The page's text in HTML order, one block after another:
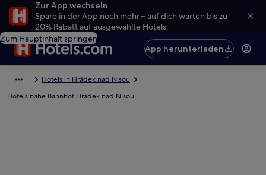
Zur App wechseln
Spare in der App noch mehr – auf dich warten bis zu
20% Rabatt auf ausgewählte Hotels.
Zum Hauptinhalt springen
App herunterladen
Hotels in Hrádek nad Nisou
Hotels nahe Bahnhof Hrádek nad Nisou